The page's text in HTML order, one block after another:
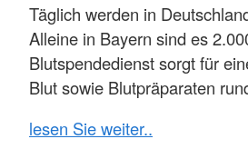
Täglich werden in
Alleine in Bayern sind es
Blutspendedienst sorgt für
Blut sowie Blutpräparaten
lesen Sie weiter..